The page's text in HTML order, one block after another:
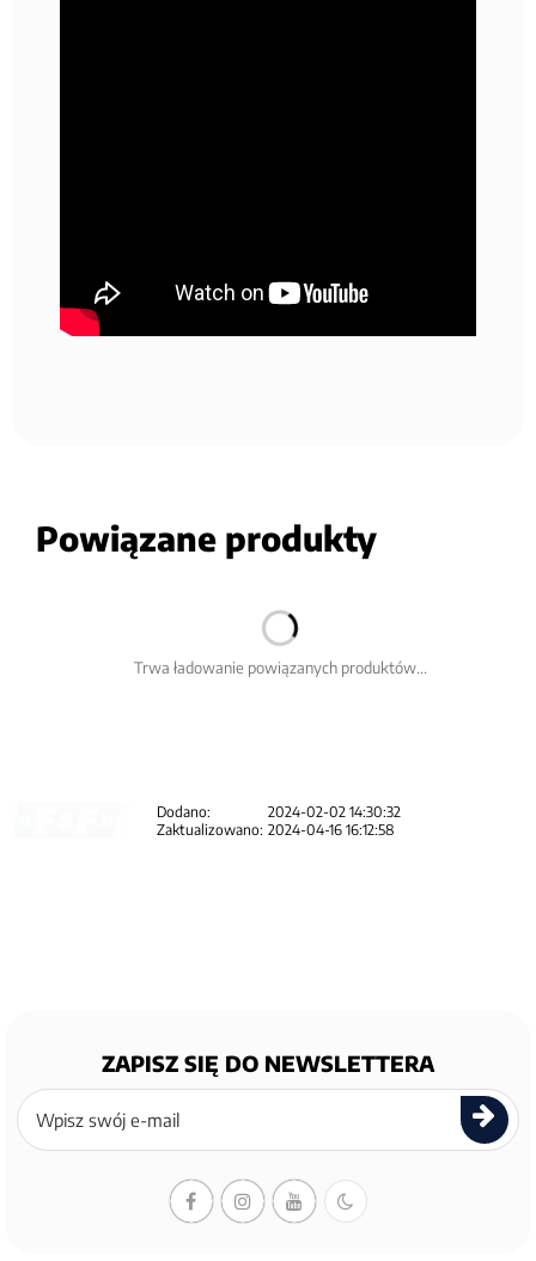
Powiązane produkty
Trwa ładowanie powiązanych produktów...
Dodano:
2024-02-02 14:30:32
Zaktualizowano: 2024-04-16 16:12:58
ZAPISZ SIĘ DO NEWSLETTERA
Zapisz
się
newslettera